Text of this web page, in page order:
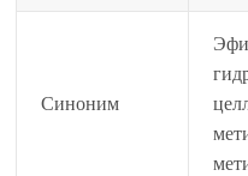
Синоним